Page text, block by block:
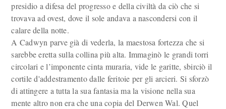
presidio a difesa del progresso e della civiltà da ciò che si
trovava ad ovest, dove il sole andava a nascondersi con il
calare della notte.
A Cadwyn parve già di vederla, la maestosa fortezza che si
sarebbe eretta sulla collina più alta. Immaginò le grandi torri
circolari e l’imponente cinta muraria, vide le garitte, sbirciò il
cortile d'addestramento dalle feritoie per gli arcieri. Si sforzò
di attingere a tutta la sua fantasia ma la visione nella sua
mente altro non era che una copia del Derwen Wal. Quel